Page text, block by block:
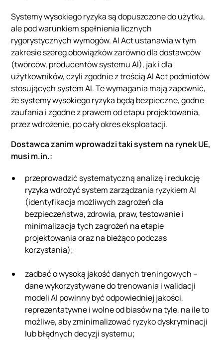
Systemy wysokiego ryzyka są dopuszczone do użytku,
ale pod warunkiem spełnienia licznych
rygorystycznych wymogów. AI Act ustanawia w tym
zakresie szereg obowiązków zarówno dla dostawców
(twórców, producentów systemu AI), jak i dla
użytkowników, czyli zgodnie z treścią AI Act podmiotów
stosujących system AI. Te wymagania mają zapewnić,
że systemy wysokiego ryzyka będą bezpieczne, godne
zaufania i zgodne z prawem od etapu projektowania,
przez wdrożenie, po cały okres eksploatacji.
Dostawca zanim wprowadzi taki system na rynek UE,
musi m.in.:
przeprowadzić systematyczną analizę i redukcję
ryzyka wdrożyć system zarządzania ryzykiem AI
(identyfikacja możliwych zagrożeń dla
bezpieczeństwa, zdrowia, praw, testowanie i
minimalizacja tych zagrożeń na etapie
projektowania oraz na bieżąco podczas
korzystania);
zadbać o wysoką jakość danych treningowych –
dane wykorzystywane do trenowania i walidacji
modeli AI powinny być odpowiedniej jakości,
reprezentatywne i wolne od biasów na tyle, na ile to
możliwe, aby zminimalizować ryzyko dyskryminacji
lub błędnych decyzji systemu;